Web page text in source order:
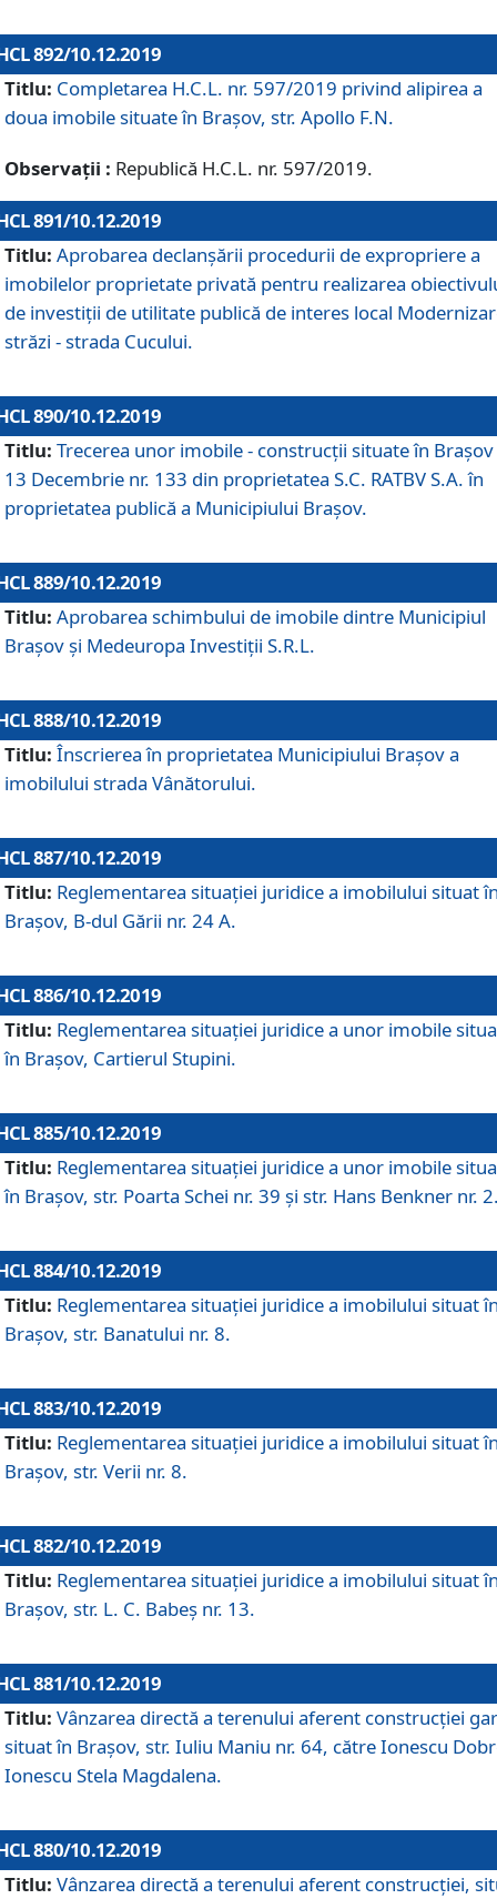
892/10.12.2019
Titlu: Completarea H.C.L. nr. 597/2019 privind alipirea a
doua imobile situate în Brașov, str. Apollo F.N.
Observații : Republică H.C.L. nr. 597/2019.
891/10.12.2019
Titlu: Aprobarea declanșării procedurii de expropriere a
imobilelor proprietate privată pentru realizarea
de investiții de utilitate publică de interes local
străzi - strada Cucului.
890/10.12.2019
Titlu: Trecerea unor imobile - construcții situate în Brașov
13 Decembrie nr. 133 din proprietatea S.C. RATBV S.A. în
proprietatea publică a Municipiului Brașov.
889/10.12.2019
Titlu: Aprobarea schimbului de imobile dintre Municipiul
Brașov și Medeuropa Investiții S.R.L.
888/10.12.2019
Titlu: Înscrierea în proprietatea Municipiului Braşov a
imobilului strada Vânătorului.
887/10.12.2019
Titlu: Reglementarea situației juridice a imobilului situat
Brașov, B-dul Gării nr. 24 A.
886/10.12.2019
Titlu: Reglementarea situaţiei juridice a unor imobile
în Braşov, Cartierul Stupini.
885/10.12.2019
Titlu: Reglementarea situației juridice a unor imobile
în Brașov, str. Poarta Schei nr. 39 și str. Hans Benkner nr.
884/10.12.2019
Titlu: Reglementarea situației juridice a imobilului situat
Brașov, str. Banatului nr. 8.
883/10.12.2019
Titlu: Reglementarea situației juridice a imobilului situat
Brașov, str. Verii nr. 8.
882/10.12.2019
Titlu: Reglementarea situației juridice a imobilului situat
Brașov, str. L. C. Babeș nr. 13.
881/10.12.2019
Titlu: Vânzarea directă a terenului aferent construcției
situat în Brașov, str. Iuliu Maniu nr. 64, către Ionescu
Ionescu Stela Magdalena.
880/10.12.2019
Titlu: Vânzarea directă a terenului aferent construcției,